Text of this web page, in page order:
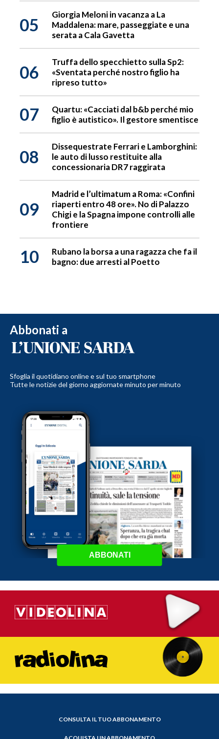
05
Giorgia Meloni in vacanza a La
Maddalena: mare, passeggiate e una
serata a Cala Gavetta
06
Truffa dello specchietto sulla Sp2:
«Sventata perché nostro figlio ha
ripreso tutto»
07
Quartu: «Cacciati dal b&b perché mio
figlio è autistico». Il gestore smentisce
08
Dissequestrate Ferrari e Lamborghini:
le auto di lusso restituite alla
concessionaria DR7 raggirata
09
Madrid e l’ultimatum a Roma: «Confini
riaperti entro 48 ore». No di Palazzo
Chigi e la Spagna impone controlli alle
frontiere
10
Rubano la borsa a una ragazza che fa il
bagno: due arresti al Poetto
Abbonati a
Sfoglia il quotidiano online e sul tuo smartphone
Tutte le notizie del giorno aggiornate minuto per minuto
ABBONATI
CONSULTA IL TUO ABBONAMENTO